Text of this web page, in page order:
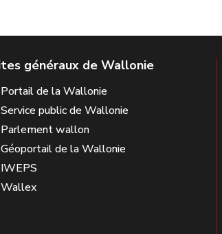
Portail de la Wallonie
Service public de Wallonie
Parlement wallon
Géoportail de la Wallonie
IWEPS
Wallex